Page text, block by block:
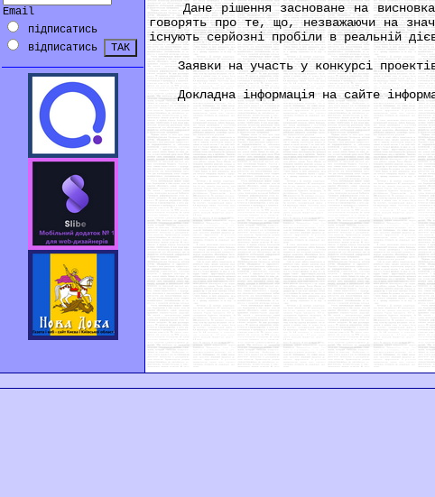
Email
підписатись
відписатись
Дане рішення засноване на висновках
говорять про те, що, незважаючи на
існують серйозні пробіли в реальній
Заявки на участь у конкурсі проектів
Докладна інформація на сайте